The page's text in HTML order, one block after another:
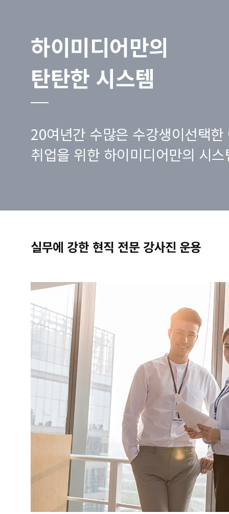
하이미디어만의
탄탄한 시스템
20여년간 수많은 수강생이선택한
취업을 위한 하이미디어만의 시
실무에 강한 현직 전문 강사진 운용